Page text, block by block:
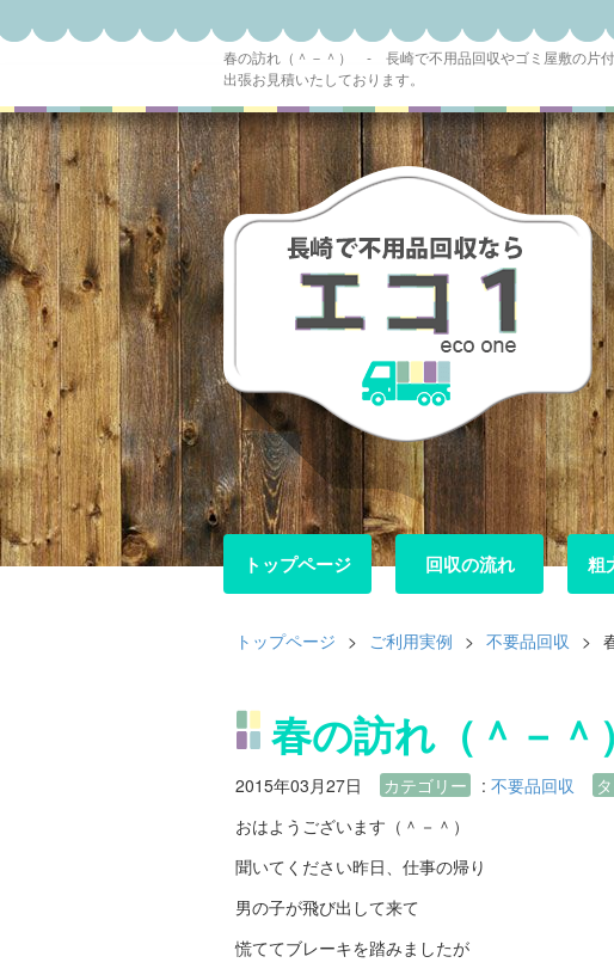
春の訪れ（＾－＾） - 長崎で不用品回収やゴミ屋敷の片付
出張お見積いたしております。
トップページ
トップページ 回収の流れ
回収の流れ 粗
粗
トップページ > ご利用実例 > 不要品回収 >
春の訪れ（＾－＾）
2015年03月27日 カテゴリー : 不要品回収
おはようございます（＾－＾）
聞いてください昨日、仕事の帰り
男の子が飛び出して来て
慌ててブレーキを踏みましたが